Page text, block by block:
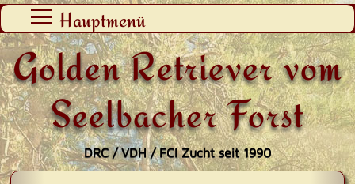
Golden Retriever vom
Seelbacher Forst
DRC / VDH / FCI Zucht seit 1990
Hauptmenü
Zum
Inhalt
springen